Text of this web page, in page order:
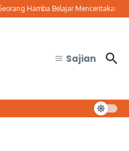
Hamba Belajar Menceritakan
Sajian